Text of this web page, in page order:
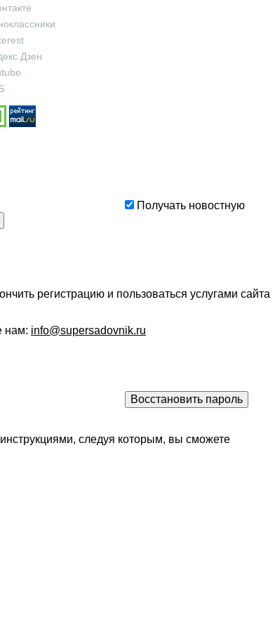
Дзен
Получать новостную
регистрацию и пользоваться услугами сайта
нам: info@supersadovnik.ru
следуя которым, вы сможете